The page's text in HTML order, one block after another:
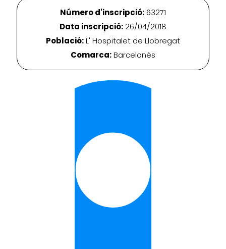
Número d'inscripció:63271
Data inscripció:26/04/2018
Població:L' Hospitalet de Llobregat
Comarca:Barcelonès